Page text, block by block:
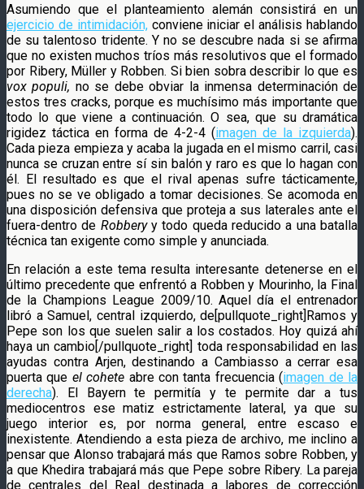
Asumiendo que el planteamiento alemán consistirá en un
ejercicio de intimidación,conviene iniciar el análisis hablando
de su talentoso tridente. Y no se descubre nada si se afirma
que no existen muchos tríos más resolutivos que el formado
por Ribery, Müller y Robben. Si bien sobra describir lo que es
vox populi, no se debe obviar la inmensa determinación de
estos tres cracks, porque es muchísimo más importante que
todo lo que viene a continuación. O sea, que su dramática
rigidez táctica en forma de 4-2-4 (imagen de la izquierda).
Cada pieza empieza y acaba la jugada en el mismo carril, casi
nunca se cruzan entre sí sin balón y raro es que lo hagan con
él. El resultado es que el rival apenas sufre tácticamente,
pues no se ve obligado a tomar decisiones. Se acomoda en
una disposición defensiva que proteja a sus laterales ante el
fuera-dentro de Robberyy todo queda reducido a una batalla
técnica tan exigente como simple y anunciada.
En relación a este tema resulta interesante detenerse en el
último precedente que enfrentó a Robben y Mourinho, la Final
de la Champions League 2009/10. Aquel día el entrenador
libró a Samuel, central izquierdo, de[pullquote_right]Ramos y
Pepe son los que suelen salir a los costados. Hoy quizá ahí
haya un cambio[/pullquote_right] toda responsabilidad en las
ayudas contra Arjen, destinando a Cambiasso a cerrar esa
puerta que el cohete abre con tanta frecuencia (imagen de la
derecha). El Bayern te permitía y te permite dar a tus
mediocentros ese matiz estrictamente lateral, ya que su
juego interior es, por norma general, entre escaso e
inexistente. Atendiendo a esta pieza de archivo, me inclino a
pensar que Alonso trabajará más que Ramos sobre Robben, y
a que Khedira trabajará más que Pepe sobre Ribery. La pareja
de centrales del Real destinada a labores de corrección